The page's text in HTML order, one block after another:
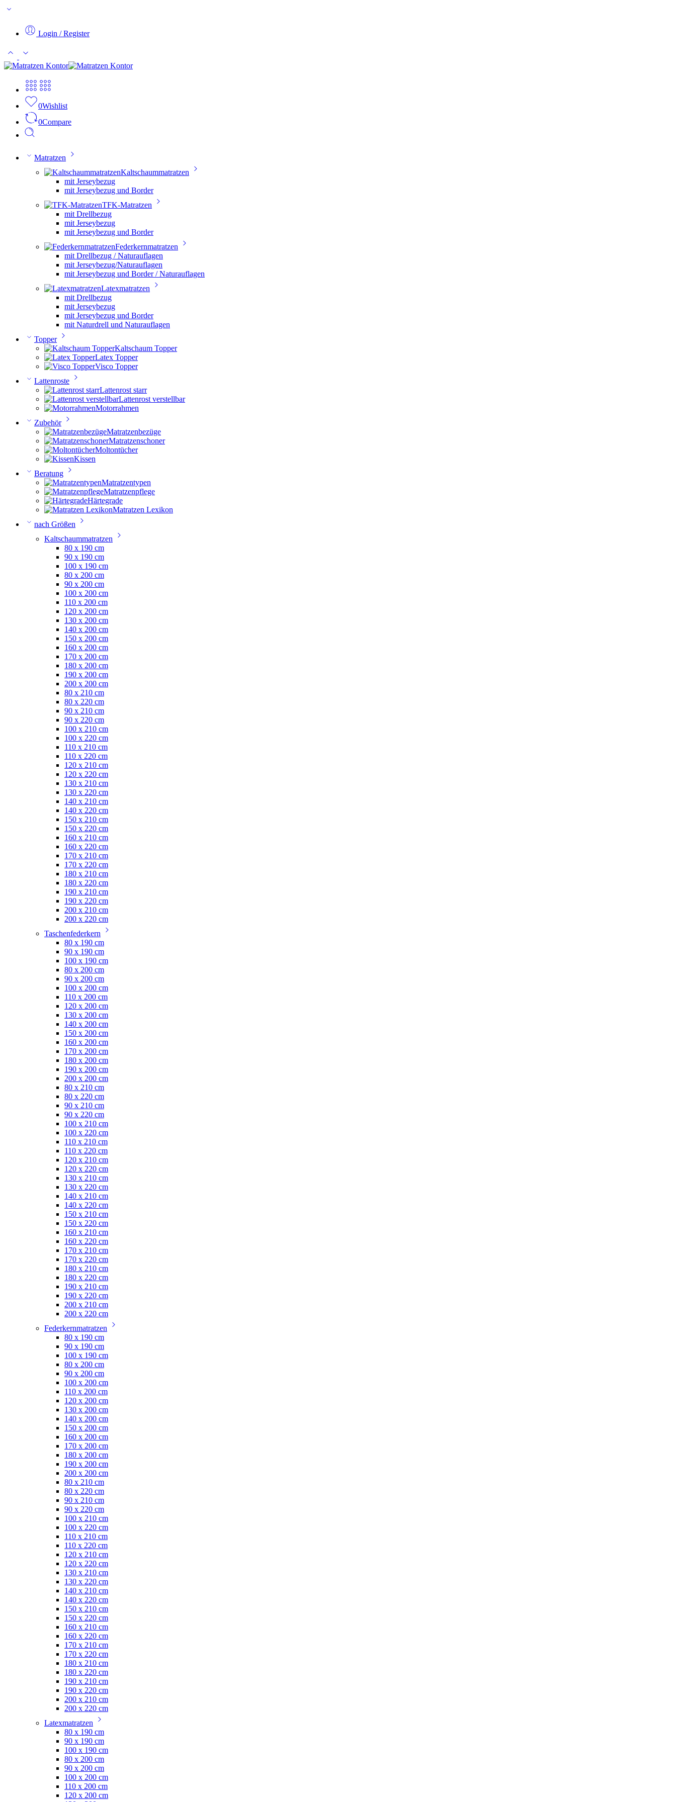
Login / Register
0Wishlist
0Compare
Matratzen
Kaltschaummatratzen
mit Jerseybezug
mit Jerseybezug und Border
TFK-Matratzen
mit Drellbezug
mit Jerseybezug
mit Jerseybezug und Border
Federkernmatratzen
mit Drellbezug / Naturauflagen
mit Jerseybezug/Naturauflagen
mit Jerseybezug und Border / Naturauflagen
Latexmatratzen
mit Drellbezug
mit Jerseybezug
mit Jerseybezug und Border
mit Naturdrell und Naturauflagen
Topper
Kaltschaum Topper
Latex Topper
Visco Topper
Lattenroste
Lattenrost starr
Lattenrost verstellbar
Motorrahmen
Zubehör
Matratzenbezüge
Matratzenschoner
Moltontücher
Kissen
Beratung
Matratzentypen
Matratzenpflege
Härtegrade
Matratzen Lexikon
nach Größen
Kaltschaummatratzen
80 x 190 cm
90 x 190 cm
100 x 190 cm
80 x 200 cm
90 x 200 cm
100 x 200 cm
110 x 200 cm
120 x 200 cm
130 x 200 cm
140 x 200 cm
150 x 200 cm
160 x 200 cm
170 x 200 cm
180 x 200 cm
190 x 200 cm
200 x 200 cm
80 x 210 cm
80 x 220 cm
90 x 210 cm
90 x 220 cm
100 x 210 cm
100 x 220 cm
110 x 210 cm
110 x 220 cm
120 x 210 cm
120 x 220 cm
130 x 210 cm
130 x 220 cm
140 x 210 cm
140 x 220 cm
150 x 210 cm
150 x 220 cm
160 x 210 cm
160 x 220 cm
170 x 210 cm
170 x 220 cm
180 x 210 cm
180 x 220 cm
190 x 210 cm
190 x 220 cm
200 x 210 cm
200 x 220 cm
Taschenfederkern
80 x 190 cm
90 x 190 cm
100 x 190 cm
80 x 200 cm
90 x 200 cm
100 x 200 cm
110 x 200 cm
120 x 200 cm
130 x 200 cm
140 x 200 cm
150 x 200 cm
160 x 200 cm
170 x 200 cm
180 x 200 cm
190 x 200 cm
200 x 200 cm
80 x 210 cm
80 x 220 cm
90 x 210 cm
90 x 220 cm
100 x 210 cm
100 x 220 cm
110 x 210 cm
110 x 220 cm
120 x 210 cm
120 x 220 cm
130 x 210 cm
130 x 220 cm
140 x 210 cm
140 x 220 cm
150 x 210 cm
150 x 220 cm
160 x 210 cm
160 x 220 cm
170 x 210 cm
170 x 220 cm
180 x 210 cm
180 x 220 cm
190 x 210 cm
190 x 220 cm
200 x 210 cm
200 x 220 cm
Federkernmatratzen
80 x 190 cm
90 x 190 cm
100 x 190 cm
80 x 200 cm
90 x 200 cm
100 x 200 cm
110 x 200 cm
120 x 200 cm
130 x 200 cm
140 x 200 cm
150 x 200 cm
160 x 200 cm
170 x 200 cm
180 x 200 cm
190 x 200 cm
200 x 200 cm
80 x 210 cm
80 x 220 cm
90 x 210 cm
90 x 220 cm
100 x 210 cm
100 x 220 cm
110 x 210 cm
110 x 220 cm
120 x 210 cm
120 x 220 cm
130 x 210 cm
130 x 220 cm
140 x 210 cm
140 x 220 cm
150 x 210 cm
150 x 220 cm
160 x 210 cm
160 x 220 cm
170 x 210 cm
170 x 220 cm
180 x 210 cm
180 x 220 cm
190 x 210 cm
190 x 220 cm
200 x 210 cm
200 x 220 cm
Latexmatratzen
80 x 190 cm
90 x 190 cm
100 x 190 cm
80 x 200 cm
90 x 200 cm
100 x 200 cm
110 x 200 cm
120 x 200 cm